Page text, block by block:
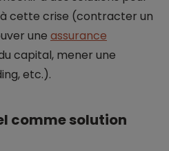
cette crise (contracter un
une assurance
capital, mener une
etc.).
comme solution